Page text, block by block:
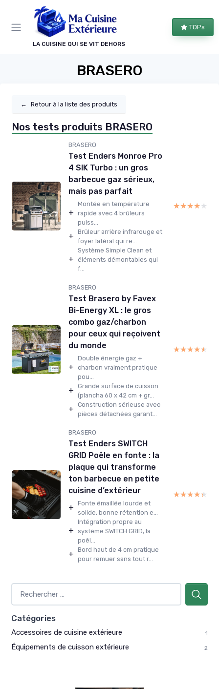
LA CUISINE QUI SE VIT DEHORS
TOPs
BRASERO
← Retour à la liste des produits
Nos tests produits BRASERO
BRASERO
Test Enders Monroe Pro
4 SIK Turbo : un gros
barbecue gaz sérieux,
mais pas parfait
+
Montée en température
rapide avec 4 brûleurs
puiss...
+ Brûleur arrière infrarouge et
foyer latéral qui re...
+
Système Simple Clean et
éléments démontables qui
f...
★★★★★
★★★★★
BRASERO
Test Brasero by Favex
Bi-Energy XL : le gros
combo gaz/charbon
pour ceux qui reçoivent
du monde
+
Double énergie gaz +
charbon vraiment pratique
pou...
+ Grande surface de cuisson
(plancha 60 x 42 cm + gr...
+ Construction sérieuse avec
pièces détachées garant...
★★★★★
★★★★★
BRASERO
Test Enders SWITCH
GRID Poêle en fonte : la
plaque qui transforme
ton barbecue en petite
cuisine d’extérieur
+ Fonte émaillée lourde et
solide, bonne rétention e...
+
Intégration propre au
système SWITCH GRID, la
poêl...
+ Bord haut de 4 cm pratique
pour remuer sans tout r...
★★★★★
★★★★★
Catégories
Accessoires de cuisine extérieure 1
Équipements de cuisson extérieure 2
Panneau de gestion des cookies